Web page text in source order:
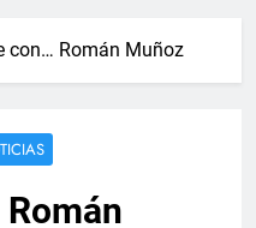
con… Román Muñoz